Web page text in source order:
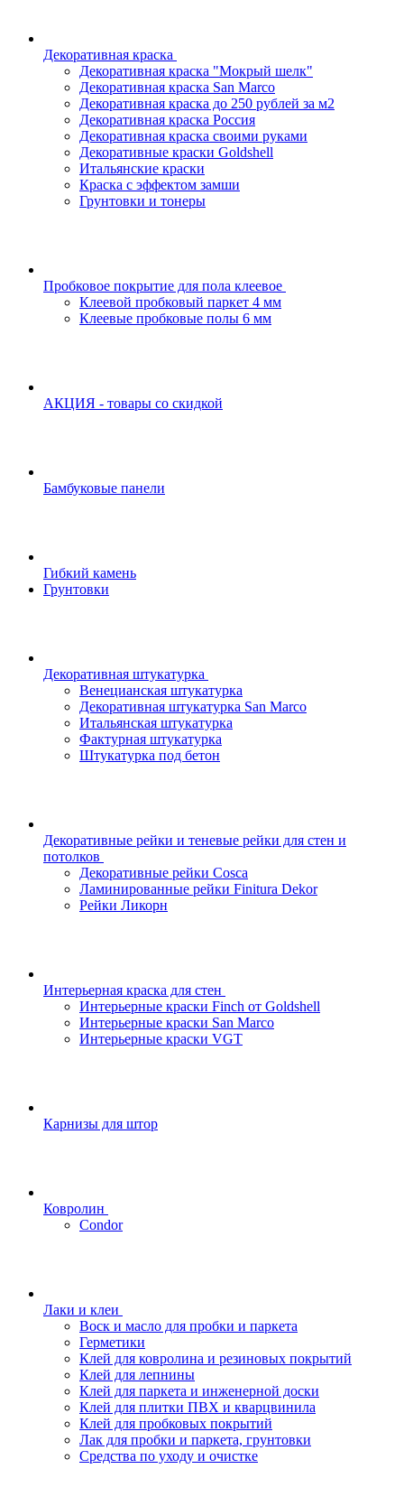
Декоративная краска
Декоративная краска "Мокрый шелк"
Декоративная краска San Marco
Декоративная краска до 250 рублей за м2
Декоративная краска Россия
Декоративная краска своими руками
Декоративные краски Goldshell
Итальянские краски
Краска с эффектом замши
Грунтовки и тонеры
Пробковое покрытие для пола клеевое
Клеевой пробковый паркет 4 мм
Клеевые пробковые полы 6 мм
АКЦИЯ - товары со скидкой
Бамбуковые панели
Гибкий камень
Грунтовки
Декоративная штукатурка
Венецианская штукатурка
Декоративная штукатурка San Marco
Итальянская штукатурка
Фактурная штукатурка
Штукатурка под бетон
Декоративные рейки и теневые рейки для стен и
потолков
Декоративные рейки Cosca
Ламинированные рейки Finitura Dekor
Рейки Ликорн
Интерьерная краска для стен
Интерьерные краски Finch от Goldshell
Интерьерные краски San Marco
Интерьерные краски VGT
Карнизы для штор
Ковролин
Condor
Лаки и клеи
Воск и масло для пробки и паркета
Герметики
Клей для ковролина и резиновых покрытий
Клей для лепнины
Клей для паркета и инженерной доски
Клей для плитки ПВХ и кварцвинила
Клей для пробковых покрытий
Лак для пробки и паркета, грунтовки
Средства по уходу и очистке